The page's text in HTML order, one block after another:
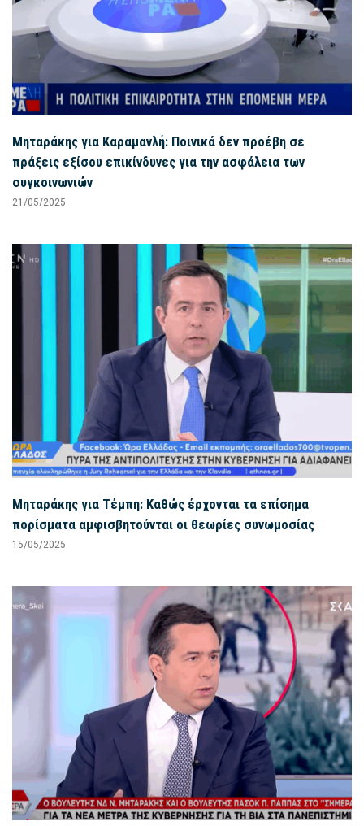
Μηταράκης για Καραμανλή: Ποινικά δεν προέβη σε
πράξεις εξίσου επικίνδυνες για την ασφάλεια των
συγκοινωνιών
21/05/2025
Μηταράκης για Τέμπη: Καθώς έρχονται τα επίσημα
πορίσματα αμφισβητούνται οι θεωρίες συνωμοσίας
15/05/2025